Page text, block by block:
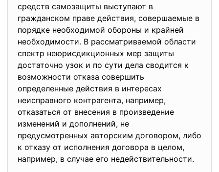
средств самозащиты выступают в
гражданском праве действия, совершаемые в
порядке необходимой обороны и крайней
необходимости. В рассматриваемой области
спектр неюрисдикционных мер защиты
достаточно узок и по сути дела сводится к
возможности отказа совершить
определенные действия в интересах
неисправного контрагента, например,
отказаться от внесения в произведение
изменений и дополнений, не
предусмотренных авторским договором, либо
к отказу от исполнения договора в целом,
например, в случае его недействительности.